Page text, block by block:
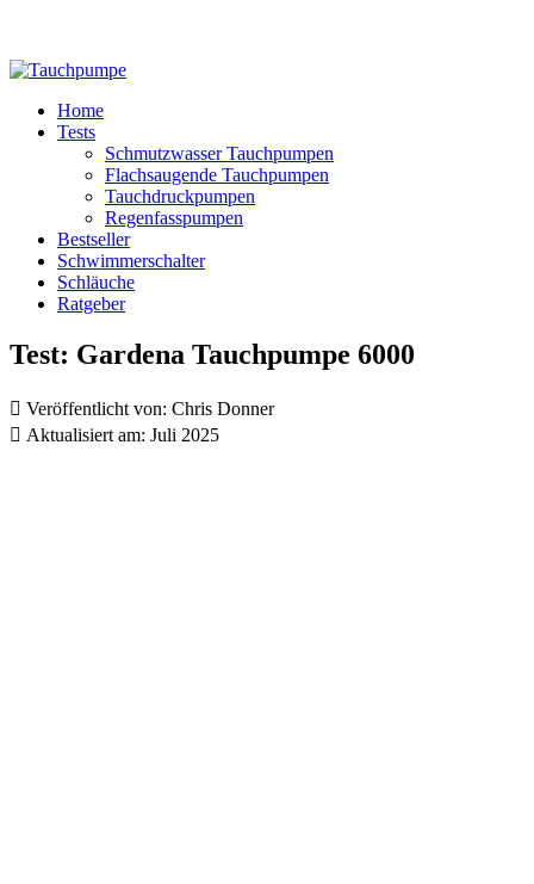
Home
Tests
Schmutzwasser Tauchpumpen
Flachsaugende Tauchpumpen
Tauchdruckpumpen
Regenfasspumpen
Bestseller
Schwimmerschalter
Schläuche
Ratgeber
Test: Gardena Tauchpumpe 6000
 Veröffentlicht von: Chris Donner
 Aktualisiert am: Juli 2025